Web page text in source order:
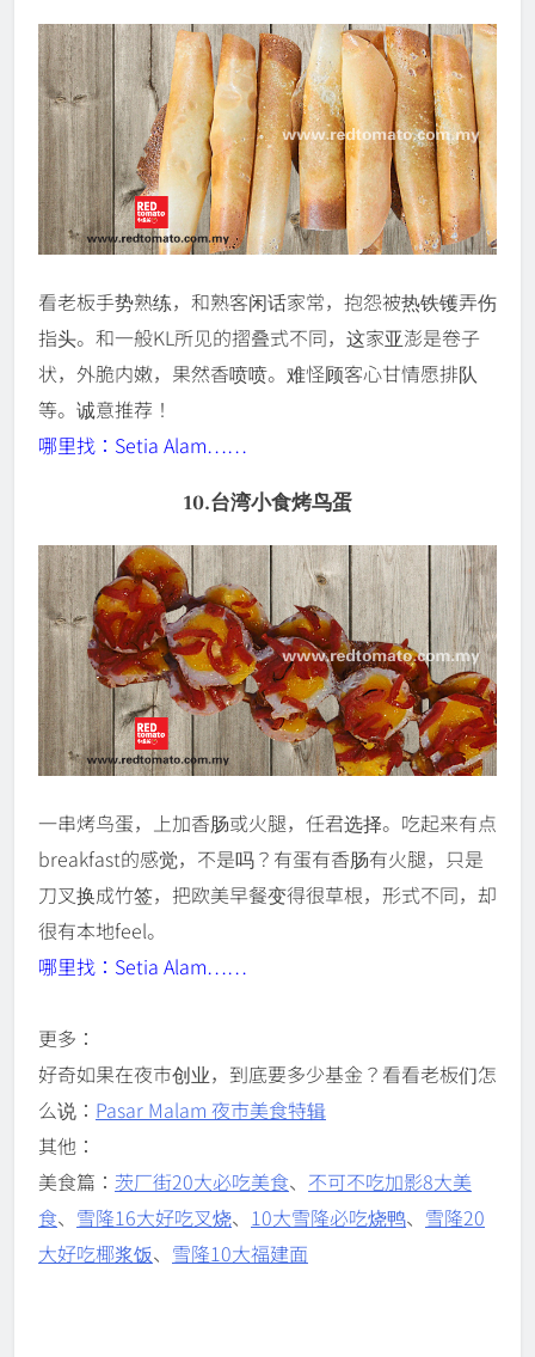
看老板手势熟练，和熟客闲话家常，抱怨被热铁镬弄伤
指头。和一般KL所见的摺叠式不同，这家亚澎是卷子
状，外脆内嫩，果然香喷喷。难怪顾客心甘情愿排队
等。诚意推荐！
哪里找：Setia Alam……
10.台湾小食烤鸟蛋
一串烤鸟蛋，上加香肠或火腿，任君选择。吃起来有点
breakfast的感觉，不是吗？有蛋有香肠有火腿，只是
刀叉换成竹签，把欧美早餐变得很草根，形式不同，却
很有本地feel。
哪里找：Setia Alam……
更多：
好奇如果在夜市创业，到底要多少基金？看看老板们怎
么说： Pasar Malam 夜市美食特辑
其他：
美食篇： 茨厂街20大必吃美食、 不可不吃加影8大美
食、 雪隆16大好吃叉烧、 10大雪隆必吃烧鸭、 雪隆20
大好吃椰浆饭、 雪隆10大福建面